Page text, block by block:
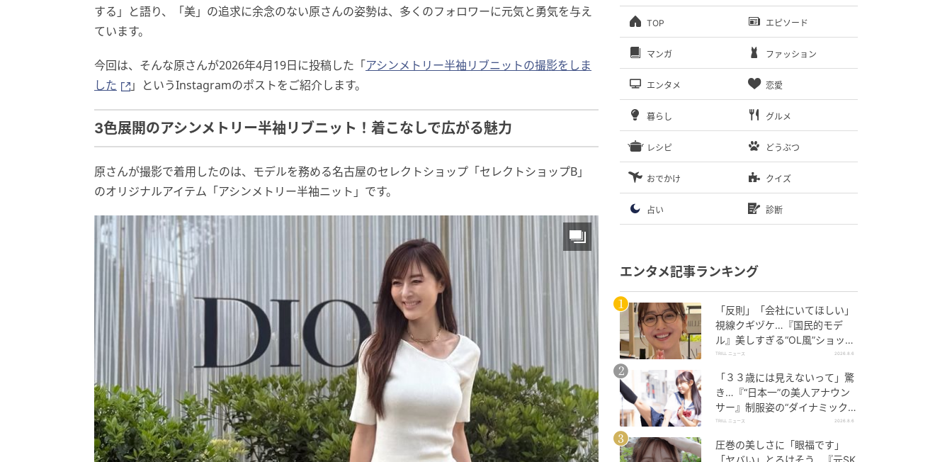
する」と語り、「美」の追求に余念のない原さんの姿勢は、多くのフォロワーに元気と勇気を与え
ています。
今回は、そんな原さんが2026年4月19日に投稿した「アシンメトリー半袖リブニットの撮影をしま
した
」というInstagramのポストをご紹介します。
3色展開のアシンメトリー半袖リブニット！着こなしで広がる魅力
原さんが撮影で着用したのは、モデルを務める名古屋のセレクトショップ「セレクトショップB」
のオリジナルアイテム「アシンメトリー半袖ニット」です。
TOP エピソード
マンガ ファッション
エンタメ 恋愛
暮らし グルメ
レシピ どうぶつ
おでかけ クイズ
占い 診断
エンタメ記事ランキング
「反則」「会社にいてほしい」
視線クギヅケ…『国民的モデ
ル』美しすぎる“OL風”ショット
に「最高にいい」
TRILL ニュース 2026.8.6
「３３歳には見えないって」驚
き…『“日本一”の美人アナウン
サー』制服姿の“ダイナミックキ
ック”に熱視線
TRILL ニュース 2026.8.6
圧巻の美しさに「眼福です」
「ヤバい」とろけそう…『元SK